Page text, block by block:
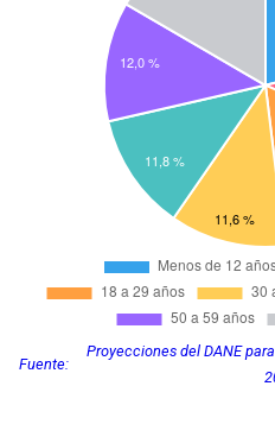
Fuente:
Proyecciones del DANE